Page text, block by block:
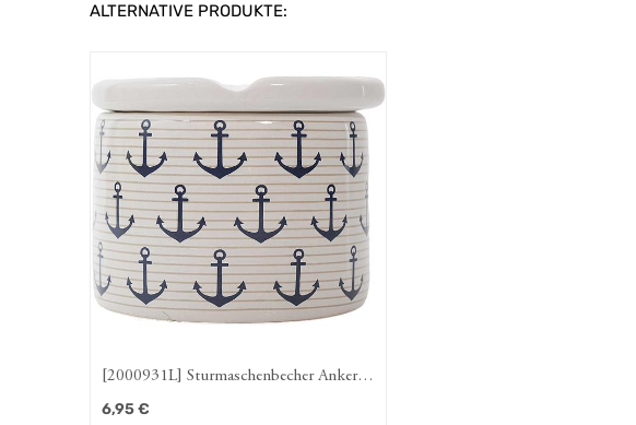
ALTERNATIVE PRODUKTE:
[2000931L] Sturmaschenbecher Anker,
Linien
6,95€